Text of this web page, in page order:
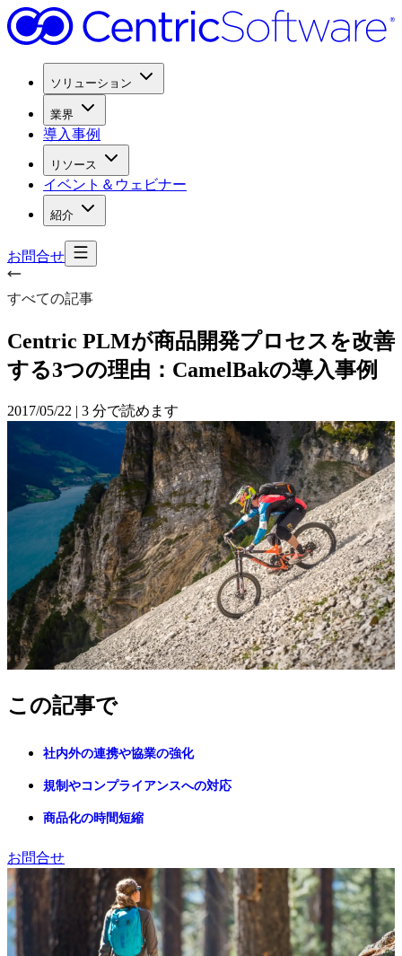
ソリューション
業界
導入事例
リソース
イベント＆ウェビナー
紹介
お問合せ
すべての記事
Centric PLMが商品開発プロセスを改善
する3つの理由：CamelBakの導入事例
2017/05/22 | 3 分で読めます
この記事で
社内外の連携や協業の強化
規制やコンプライアンスへの対応
商品化の時間短縮
お問合せ